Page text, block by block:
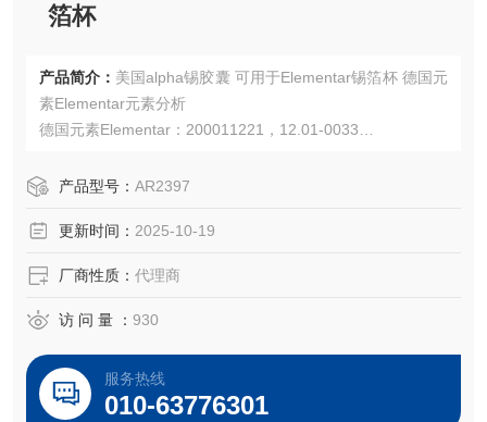
箔杯
产品简介： 美国alpha锡胶囊 可用于Elementar锡箔杯 德国元
素Elementar元素分析
德国元素Elementar：200011221，12.01-0033
注：使用OEM编号仅仅是为了方便查询，并不代表产品来自
于所对应仪器。
产品型号： AR2397
更新时间： 2025-10-19
厂商性质： 代理商
访 问 量 ： 930
服务热线
010-63776301